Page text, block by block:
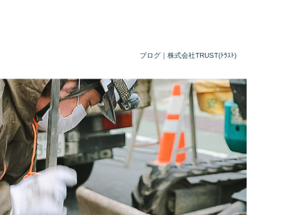
ブログ｜株式会社TRUST(ﾄﾗｽﾄ)